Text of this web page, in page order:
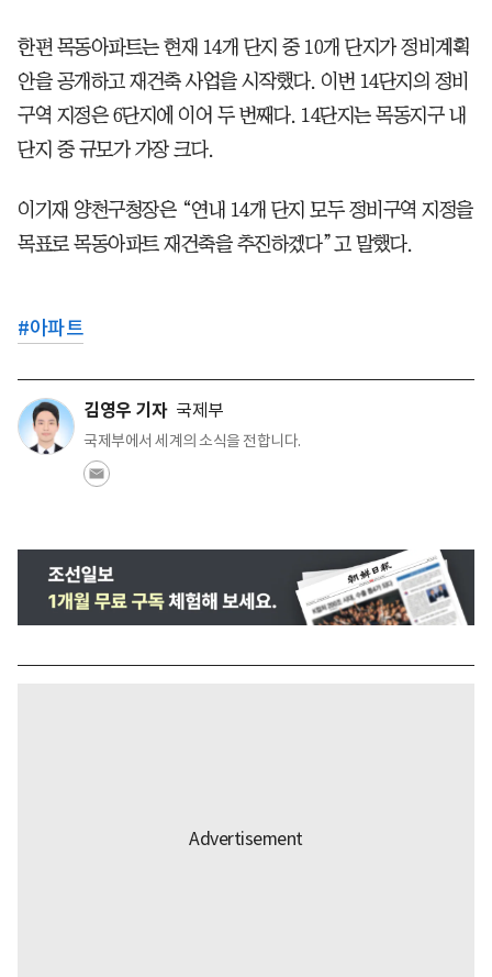
한편 목동아파트는 현재 14개 단지 중 10개 단지가 정비계획
안을 공개하고 재건축 사업을 시작했다. 이번 14단지의 정비
구역 지정은 6단지에 이어 두 번째다. 14단지는 목동지구 내
단지 중 규모가 가장 크다.
이기재 양천구청장은 “연내 14개 단지 모두 정비구역 지정을
목표로 목동아파트 재건축을 추진하겠다”고 말했다.
#아파트
김영우 기자 국제부
국제부에서 세계의 소식을 전합니다.